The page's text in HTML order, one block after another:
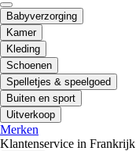
Babyverzorging
Kamer
Kleding
Schoenen
Spelletjes & speelgoed
Buiten en sport
Uitverkoop
Merken
Klantenservice in Frankrijk